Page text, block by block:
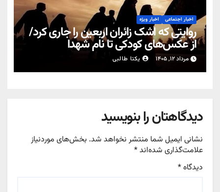
اخبار اجتماعی اخبار ویژه
روایتی که اشک زائران اربعین را جاری کرد/
از عکس‌های کودکی تا نام شهدا
مرداد ۱۲, ۱۴۰۵ یکتا طالبی
دیدگاهتان را بنویسید
نشانی ایمیل شما منتشر نخواهد شد. بخش‌های موردنیاز
علامت‌گذاری شده‌اند*
دیدگاه*